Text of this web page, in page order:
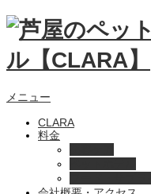
メニュー
CLARA
料金